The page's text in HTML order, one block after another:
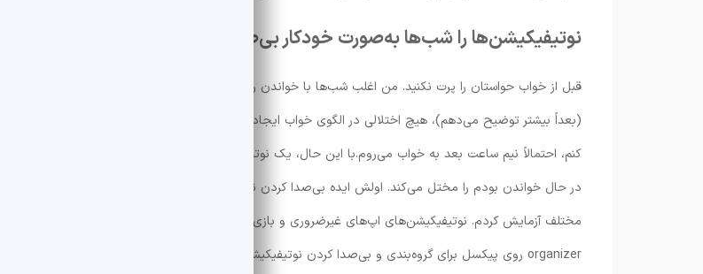
نوتیفیکیشن‌ها را شب‌ها به‌صورت خودکار بی‌صدا کنید و صبح دستی فعال کنید.
قبل از خواب حواستان را پرت نکنید. من اغلب شب‌ها با خواندن روی گوشی آرام می‌شوم. وقتی به‌درستی تنظیم شود
(بعداً بیشتر توضیح می‌دهم)، هیچ اختلالی در الگوی خواب ایجاد نمی‌کند. اگر یکی از اپلیکیشن‌های کتاب‌خوان را باز
کنم، احتمالاً نیم ساعت بعد به خواب می‌روم.با این حال، یک نوتیفیکیشن این روال را خراب می‌کند و ذهن آرامی که
در حال خواندن بودم را مختل می‌کند. اولش ایده بی‌صدا کردن نوتیفیکیشن‌ها را دوست نداشتم، پس با تنظیمات
organizer روی پیکسل برای گروه‌بندی و بی‌صدا کردن نوتیفیکیشن‌های کم‌اولویت استفاده کردم. اما هیچ‌کدام از این